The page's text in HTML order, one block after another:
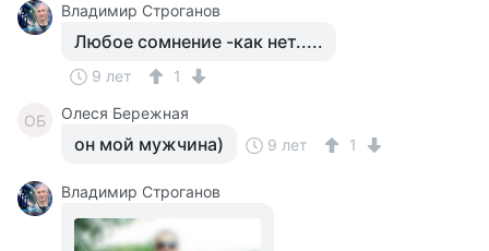
Владимир Строганов
Любое сомнение -как нет.....
9 лет 1
ОБ Олеся Бережная
он мой мужчина) 9 лет 1
Владимир Строганов